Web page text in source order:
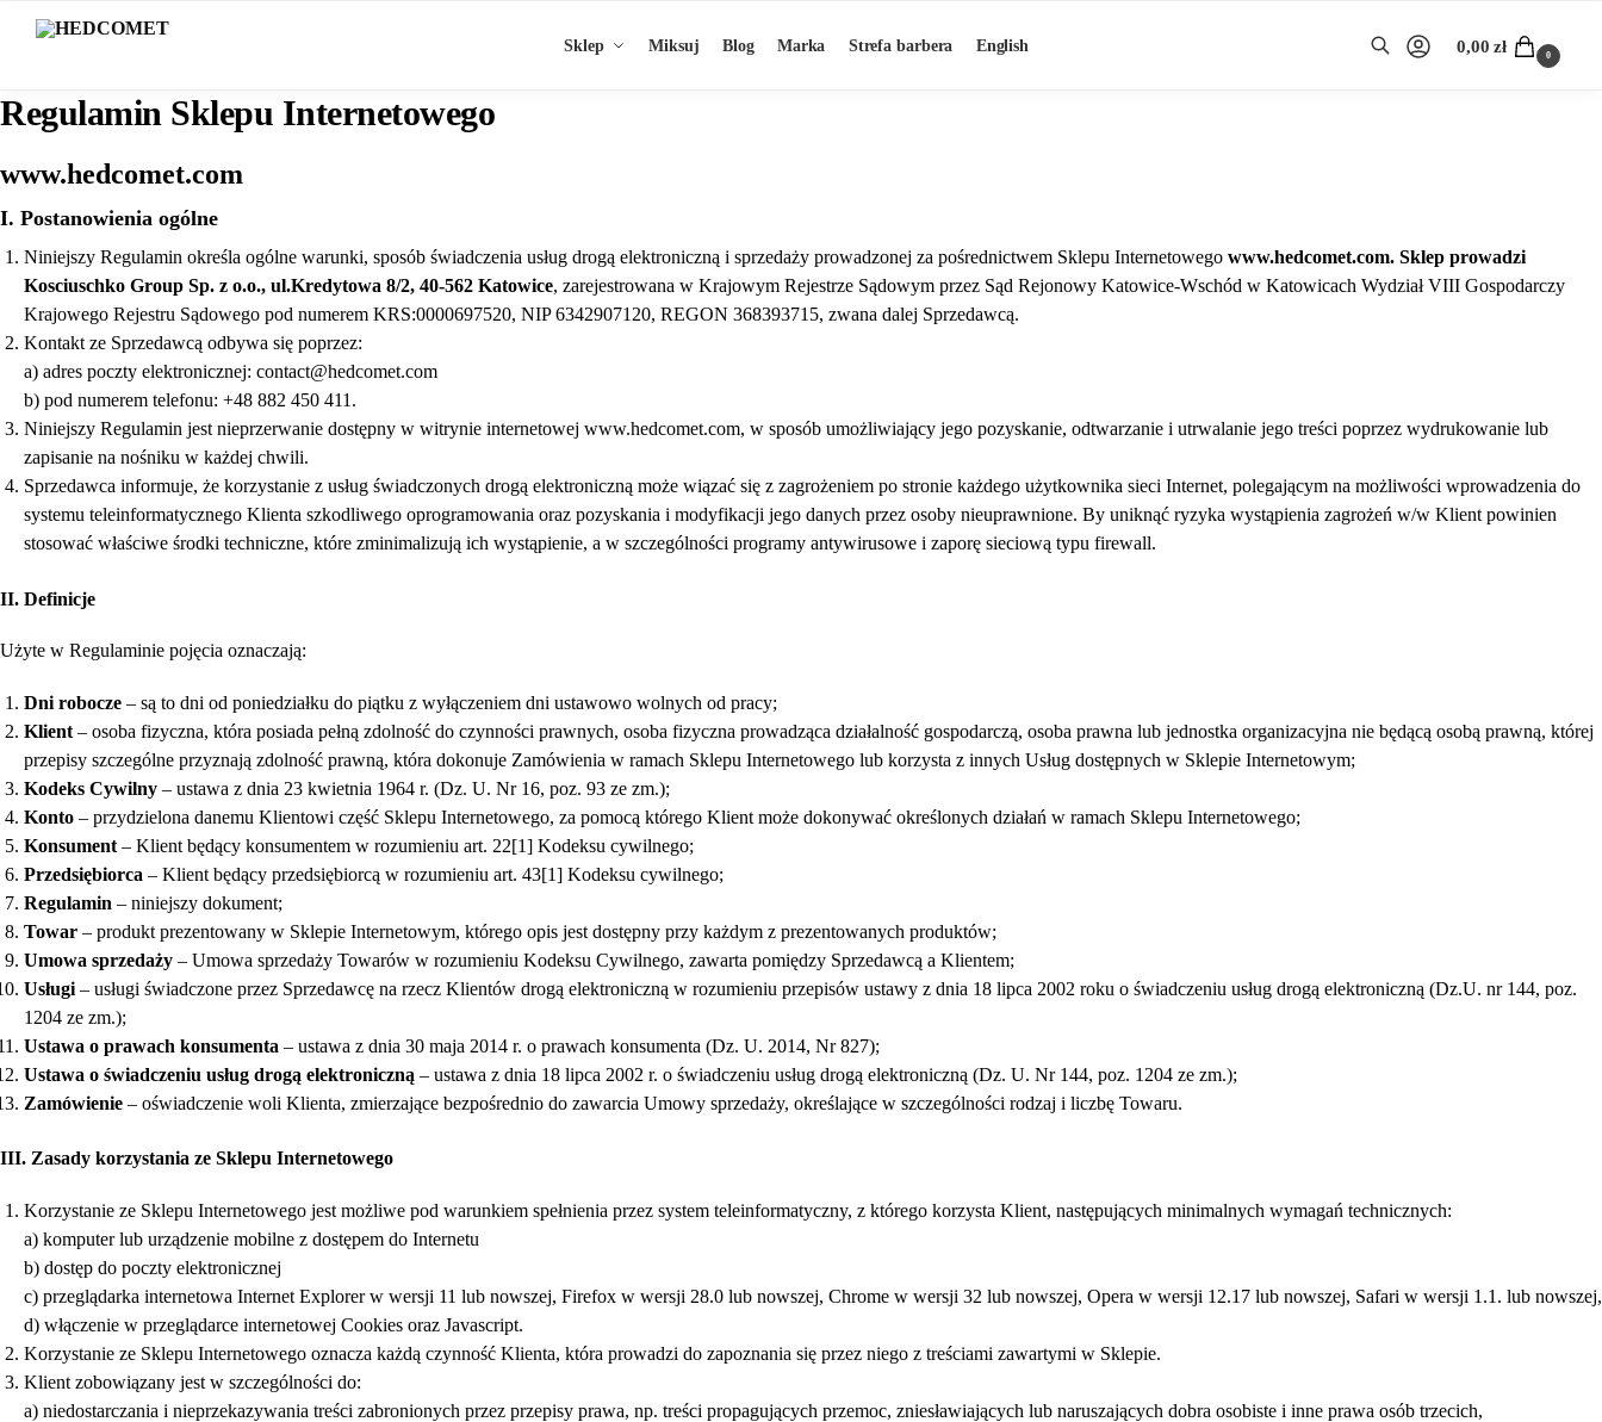
Sklep Miksuj Blog Marka Strefa barbera English
Ostatnio dodane 0,00zł 0
Regulamin Sklepu Internetowego
www.hedcomet.com
I. Postanowienia ogólne
Niniejszy Regulamin określa ogólne warunki, sposób świadczenia usług drogą elektroniczną i sprzedaży prowadzonej za pośrednictwem Sklepu Internetowego www.hedcomet.com. Sklep prowadzi
Kosciuschko Group Sp. z o.o., ul.Kredytowa 8/2, 40-562 Katowice, zarejestrowana w Krajowym Rejestrze Sądowym przez Sąd Rejonowy Katowice-Wschód w Katowicach Wydział VIII Gospodarczy
Krajowego Rejestru Sądowego pod numerem KRS:0000697520, NIP 6342907120, REGON 368393715, zwana dalej Sprzedawcą.
Kontakt ze Sprzedawcą odbywa się poprzez:
a) adres poczty elektronicznej: contact@hedcomet.com
b) pod numerem telefonu: +48 882 450 411.
Niniejszy Regulamin jest nieprzerwanie dostępny w witrynie internetowej www.hedcomet.com, w sposób umożliwiający jego pozyskanie, odtwarzanie i utrwalanie jego treści poprzez wydrukowanie lub
zapisanie na nośniku w każdej chwili.
Sprzedawca informuje, że korzystanie z usług świadczonych drogą elektroniczną może wiązać się z zagrożeniem po stronie każdego użytkownika sieci Internet, polegającym na możliwości wprowadzenia do
systemu teleinformatycznego Klienta szkodliwego oprogramowania oraz pozyskania i modyfikacji jego danych przez osoby nieuprawnione. By uniknąć ryzyka wystąpienia zagrożeń w/w Klient powinien
stosować właściwe środki techniczne, które zminimalizują ich wystąpienie, a w szczególności programy antywirusowe i zaporę sieciową typu firewall.
II. Definicje
Użyte w Regulaminie pojęcia oznaczają:
Dni robocze – są to dni od poniedziałku do piątku z wyłączeniem dni ustawowo wolnych od pracy;
Klient – osoba fizyczna, która posiada pełną zdolność do czynności prawnych, osoba fizyczna prowadząca działalność gospodarczą, osoba prawna lub jednostka organizacyjna nie będącą osobą prawną, której
przepisy szczególne przyznają zdolność prawną, która dokonuje Zamówienia w ramach Sklepu Internetowego lub korzysta z innych Usług dostępnych w Sklepie Internetowym;
Kodeks Cywilny – ustawa z dnia 23 kwietnia 1964 r. (Dz. U. Nr 16, poz. 93 ze zm.);
Konto – przydzielona danemu Klientowi część Sklepu Internetowego, za pomocą którego Klient może dokonywać określonych działań w ramach Sklepu Internetowego;
Konsument – Klient będący konsumentem w rozumieniu art. 22[1] Kodeksu cywilnego;
Przedsiębiorca – Klient będący przedsiębiorcą w rozumieniu art. 43[1] Kodeksu cywilnego;
Regulamin – niniejszy dokument;
Towar – produkt prezentowany w Sklepie Internetowym, którego opis jest dostępny przy każdym z prezentowanych produktów;
Umowa sprzedaży – Umowa sprzedaży Towarów w rozumieniu Kodeksu Cywilnego, zawarta pomiędzy Sprzedawcą a Klientem;
Usługi – usługi świadczone przez Sprzedawcę na rzecz Klientów drogą elektroniczną w rozumieniu przepisów ustawy z dnia 18 lipca 2002 roku o świadczeniu usług drogą elektroniczną (Dz.U. nr 144, poz.
1204 ze zm.);
Ustawa o prawach konsumenta – ustawa z dnia 30 maja 2014 r. o prawach konsumenta (Dz. U. 2014, Nr 827);
Ustawa o świadczeniu usług drogą elektroniczną – ustawa z dnia 18 lipca 2002 r. o świadczeniu usług drogą elektroniczną (Dz. U. Nr 144, poz. 1204 ze zm.);
Zamówienie – oświadczenie woli Klienta, zmierzające bezpośrednio do zawarcia Umowy sprzedaży, określające w szczególności rodzaj i liczbę Towaru.
III. Zasady korzystania ze Sklepu Internetowego
Korzystanie ze Sklepu Internetowego jest możliwe pod warunkiem spełnienia przez system teleinformatyczny, z którego korzysta Klient, następujących minimalnych wymagań technicznych:
a) komputer lub urządzenie mobilne z dostępem do Internetu
b) dostęp do poczty elektronicznej
c) przeglądarka internetowa Internet Explorer w wersji 11 lub nowszej, Firefox w wersji 28.0 lub nowszej, Chrome w wersji 32 lub nowszej, Opera w wersji 12.17 lub nowszej, Safari w wersji 1.1. lub nowszej,
d) włączenie w przeglądarce internetowej Cookies oraz Javascript.
Korzystanie ze Sklepu Internetowego oznacza każdą czynność Klienta, która prowadzi do zapoznania się przez niego z treściami zawartymi w Sklepie.
Klient zobowiązany jest w szczególności do:
a) niedostarczania i nieprzekazywania treści zabronionych przez przepisy prawa, np. treści propagujących przemoc, zniesławiających lub naruszających dobra osobiste i inne prawa osób trzecich,